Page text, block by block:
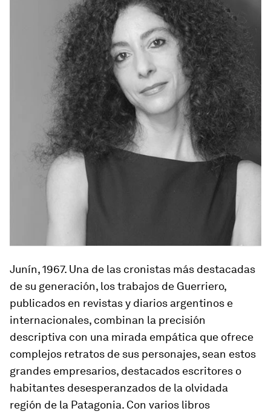
Junín, 1967. Una de las cronistas más destacadas
de su generación, los trabajos de Guerriero,
publicados en revistas y diarios argentinos e
internacionales, combinan la precisión
descriptiva con una mirada empática que ofrece
complejos retratos de sus personajes, sean estos
grandes empresarios, destacados escritores o
habitantes desesperanzados de la olvidada
región de la Patagonia. Con varios libros